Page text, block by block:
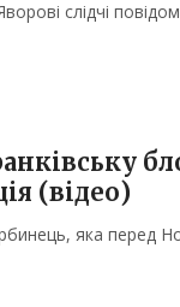
слідчі
(відео)
яка перед